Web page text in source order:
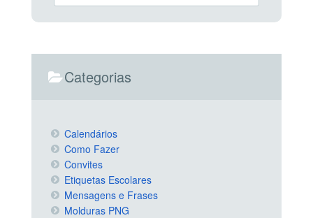
Categorias
Calendários
Como Fazer
Convites
Etiquetas Escolares
Mensagens e Frases
Molduras PNG